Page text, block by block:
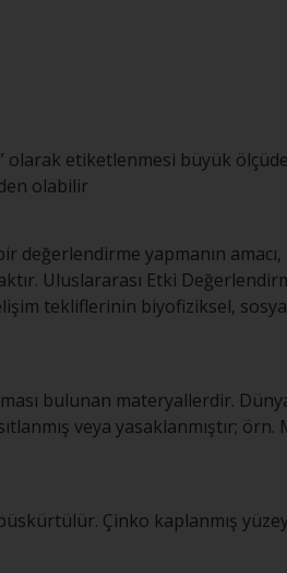
olarak etiketlenmesi büyük
olabilir
yapmanın
Uluslararası Etki
tekliflerinin biyofiziksel,
bulunan materyallerdir.
veya yasaklanmıştır; örn.
Çinko kaplanmış